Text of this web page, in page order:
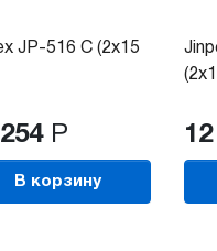
JP-516 C (2x15
Р
В корзину